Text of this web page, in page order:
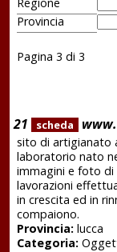
Provincia
Pagina 3 di 3
21 scheda
sito di artigianato
laboratorio nato
immagini e foto di
lavorazioni
in crescita ed in
compaiono.
Provincia:lucca
Categoria: